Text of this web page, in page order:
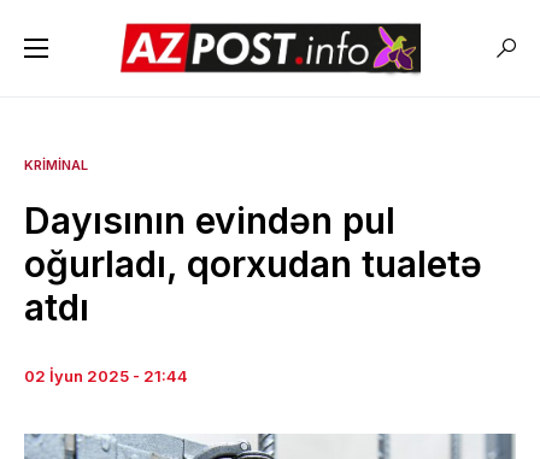
KRIMINAL
Dayısının evindən pul
oğurladı, qorxudan tualetə
atdı
02 İyun 2025 - 21:44